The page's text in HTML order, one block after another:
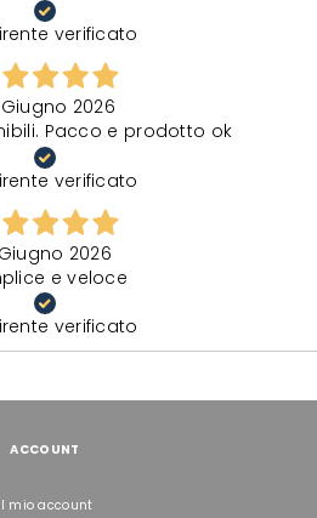
verificato
2026
Pacco e prodotto ok
verificato
2026
e veloce
verificato
ACCOUNT
mio account